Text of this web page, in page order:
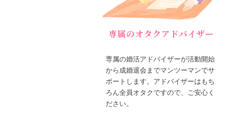
専属のオタクアドバイザー
専属の婚活アドバイザーが活動開始
から成婚退会までマンツーマンでサ
ポートします。アドバイザーはもち
ろん全員オタクですので、ご安心く
ださい。